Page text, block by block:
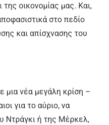
οικονομίας μας. Και,
στο πεδίο
και απίσχνασης του
μια νέα μεγάλη κρίση –
για το αύριο, να
Ντράγκι ή της Μέρκελ,